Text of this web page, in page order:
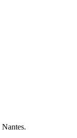
Nantes.